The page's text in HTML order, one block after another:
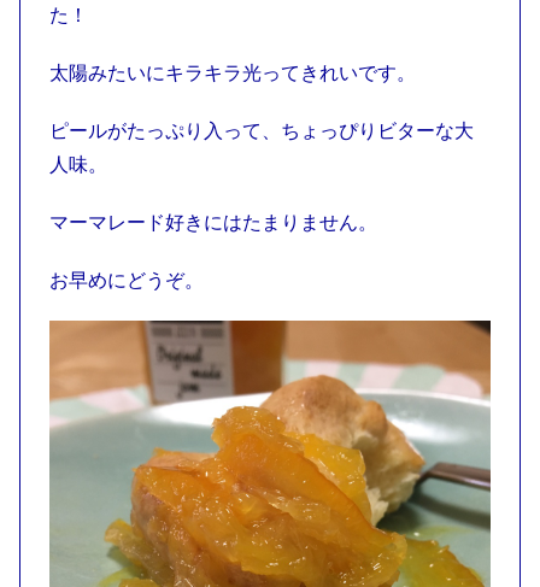
た！
太陽みたいにキラキラ光ってきれいです。
ピールがたっぷり入って、ちょっぴりビターな大
人味。
マーマレード好きにはたまりません。
お早めにどうぞ。